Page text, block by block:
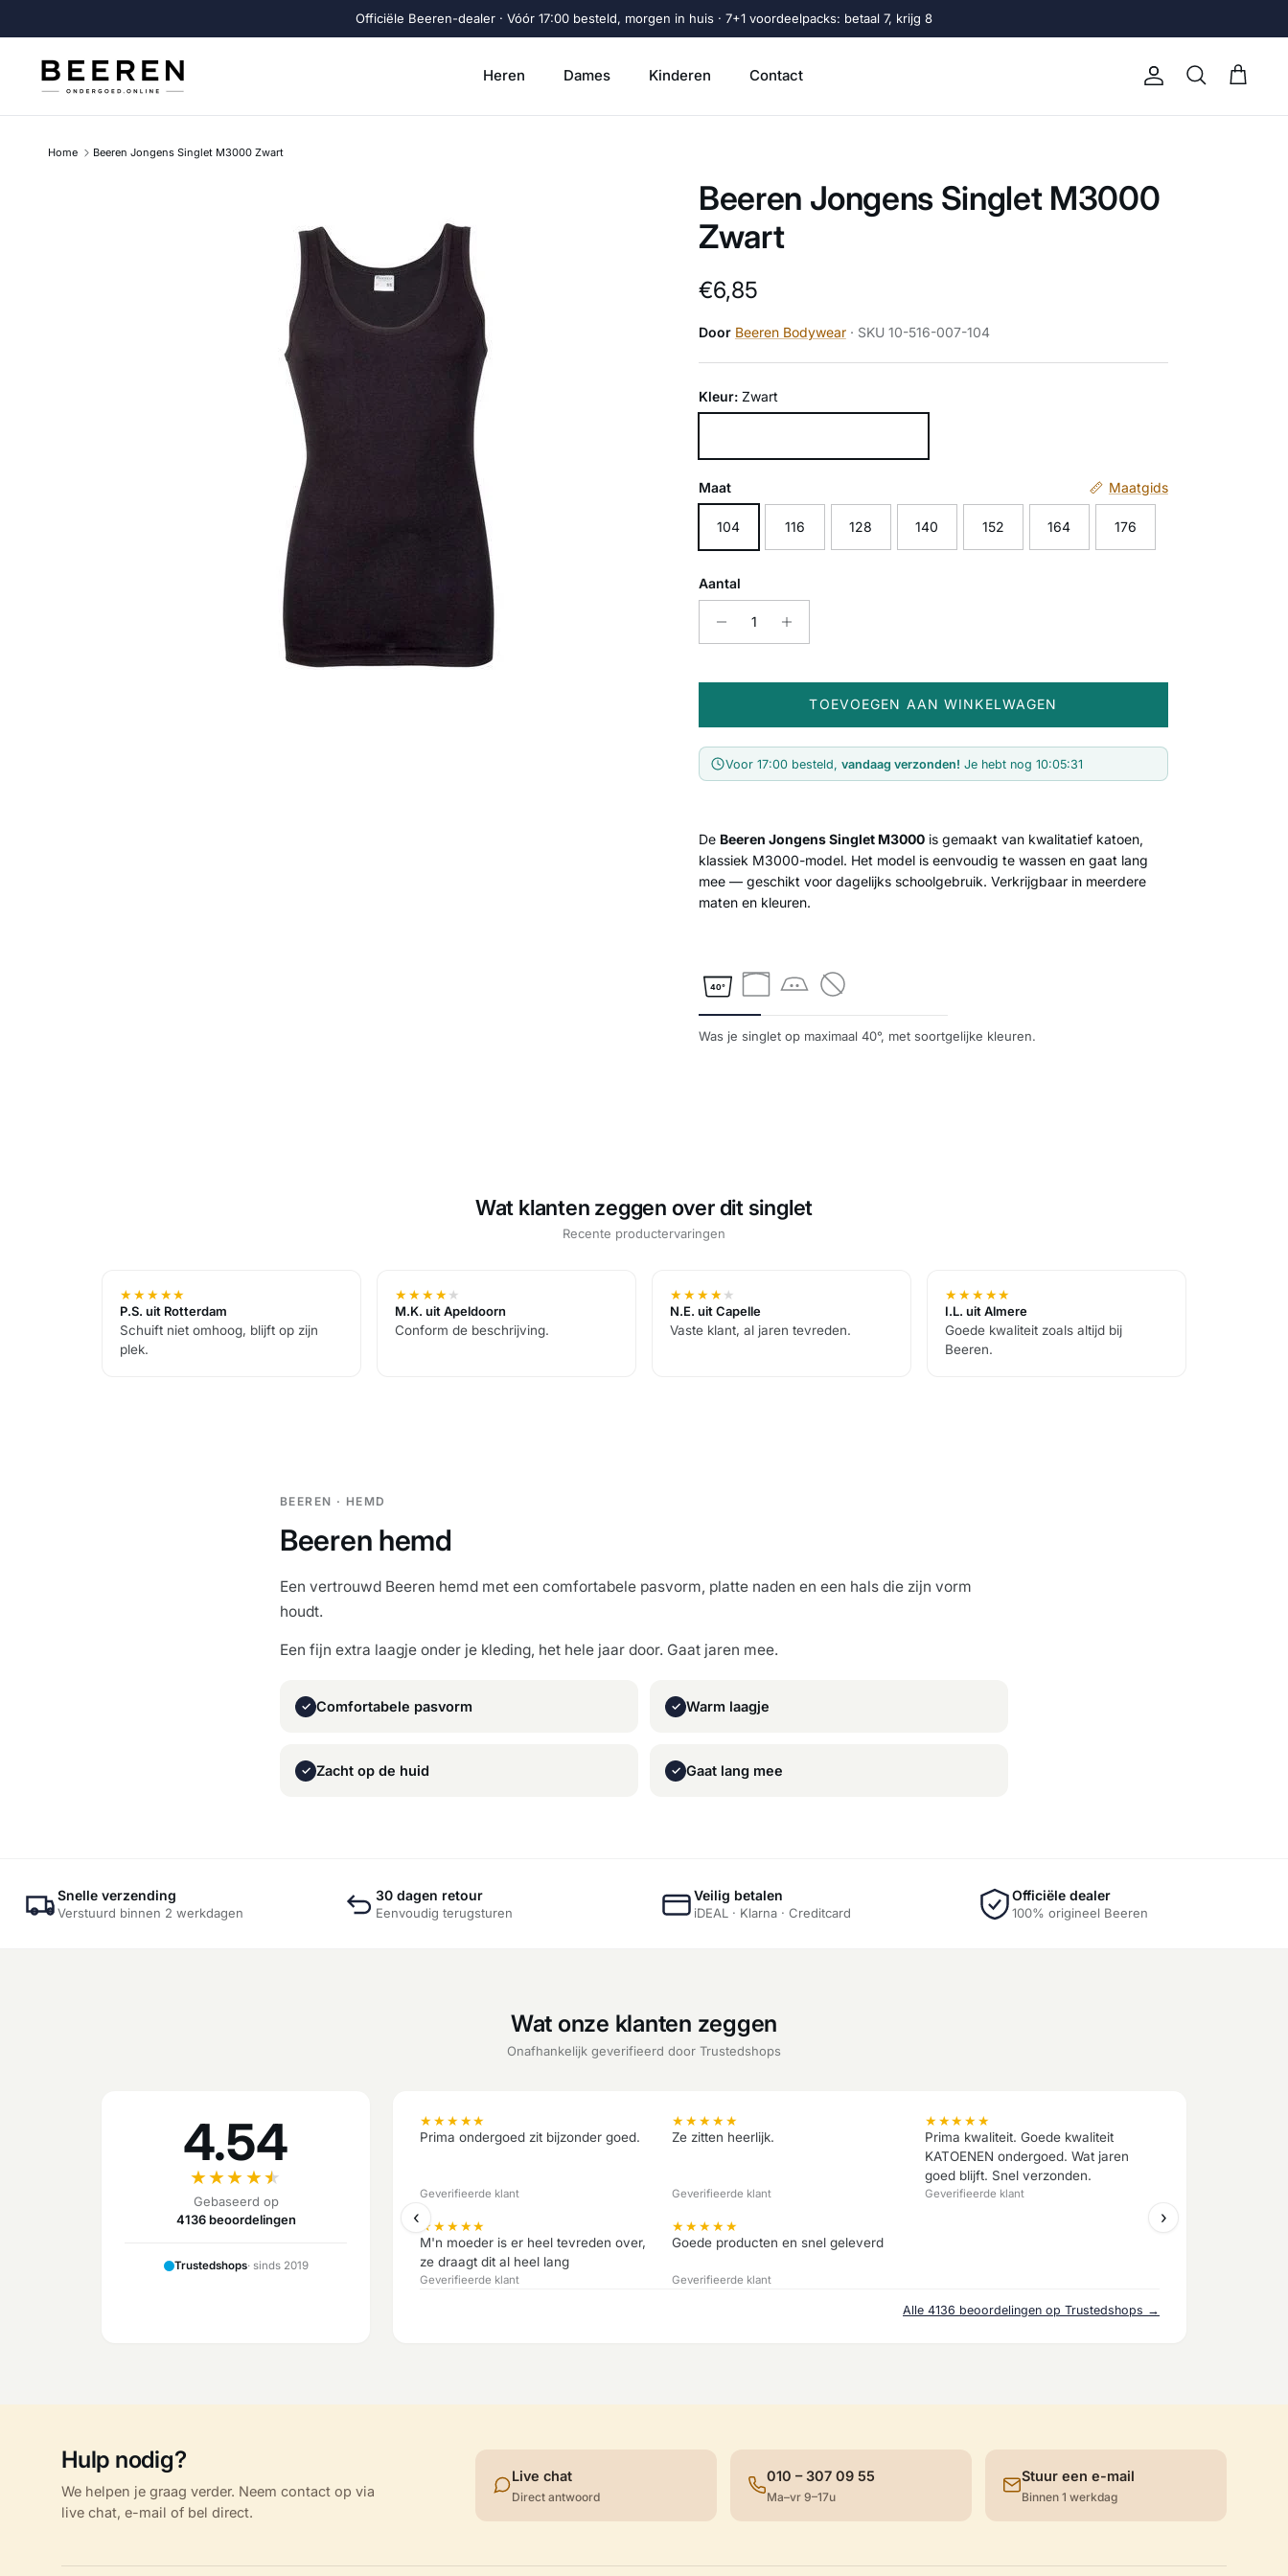
Officiële Beeren-dealer · Vóór 17:00 besteld, morgen in huis · 7+1 voordeelpacks: betaal 7, krijg 8
Heren Dames Kinderen Contact Account
Zoeken
Home Beeren Jongens Singlet M3000 Zwart
Beeren Jongens Singlet M3000
Zwart
Reguliere prijs
€6,85
Door Beeren Bodywear · SKU 10-516-007-104
Kleur: Zwart
Maat Maatgids
104 116 128 140 152 164 176
Aantal
TOEVOEGEN AAN WINKELWAGEN
Voor 17:00 besteld, vandaag verzonden! Je hebt nog 10:05:30
De Beeren Jongens Singlet M3000is gemaakt van kwalitatief katoen,
klassiek M3000-model. Het model is eenvoudig te wassen en gaat lang
mee — geschikt voor dagelijks schoolgebruik. Verkrijgbaar in meerdere
maten en kleuren.
40°
Was je singlet op maximaal 40°, met soortgelijke kleuren.
Wat klanten zeggen over dit singlet
Recente productervaringen
★★★★★
P.S. uit Rotterdam
Schuift niet omhoog, blijft op zijn
plek.
★★★★★
M.K. uit Apeldoorn
Conform de beschrijving.
★★★★★
N.E. uit Capelle
Vaste klant, al jaren tevreden.
★★★★★
I.L. uit Almere
Goede kwaliteit zoals altijd bij
Beeren.
BEEREN · HEMD
Beeren hemd
Een vertrouwd Beeren hemd met een comfortabele pasvorm, platte naden en een hals die zijn vorm
houdt.
Een fijn extra laagje onder je kleding, het hele jaar door. Gaat jaren mee.
✓ Comfortabele pasvorm ✓ Warm laagje
✓ Zacht op de huid ✓ Gaat lang mee
Snelle verzending
Verstuurd binnen 2 werkdagen
30 dagen retour
Eenvoudig terugsturen
Veilig betalen
iDEAL · Klarna · Creditcard
Officiële dealer
100% origineel Beeren
Wat onze klanten zeggen
Onafhankelijk geverifieerd door Trustedshops
4.54
★★★★★
Gebaseerd op
4136 beoordelingen
Trustedshops· sinds 2019
★★★★★
Prima ondergoed zit bijzonder goed.
Geverifieerde klant
★★★★★
Ze zitten heerlijk.
Geverifieerde klant
★★★★★
Prima kwaliteit. Goede kwaliteit
KATOENEN ondergoed. Wat jaren
goed blijft. Snel verzonden.
Geverifieerde klant
★★★★★
M'n moeder is er heel tevreden over,
ze draagt dit al heel lang
Geverifieerde klant
★★★★★
Goede producten en snel geleverd
Geverifieerde klant
‹ ›
Alle 4136 beoordelingen op Trustedshops →
Hulp nodig?
We helpen je graag verder. Neem contact op via
live chat, e-mail of bel direct.
Live chat
Direct antwoord
010 – 307 09 55
Ma–vr 9–17u
Stuur een e-mail
Binnen 1 werkdag